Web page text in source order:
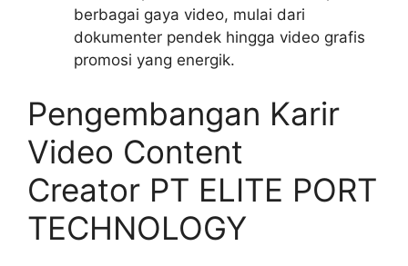
berbagai gaya video, mulai dari
dokumenter pendek hingga video grafis
promosi yang energik.
Pengembangan Karir
Video Content
Creator PT ELITE PORT
TECHNOLOGY